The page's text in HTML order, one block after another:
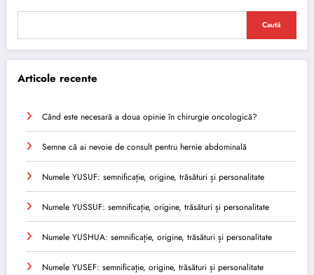
Caută
Articole recente
Când este necesară a doua opinie în chirurgie oncologică?
Semne că ai nevoie de consult pentru hernie abdominală
Numele YUSUF: semnificație, origine, trăsături și personalitate
Numele YUSSUF: semnificație, origine, trăsături și personalitate
Numele YUSHUA: semnificație, origine, trăsături și personalitate
Numele YUSEF: semnificație, origine, trăsături și personalitate